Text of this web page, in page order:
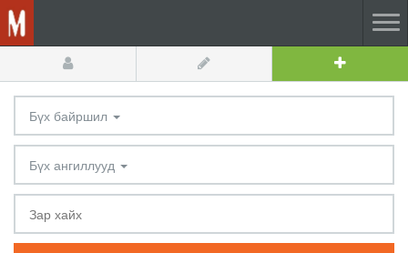
Бүх байршил
Бүх ангиллууд